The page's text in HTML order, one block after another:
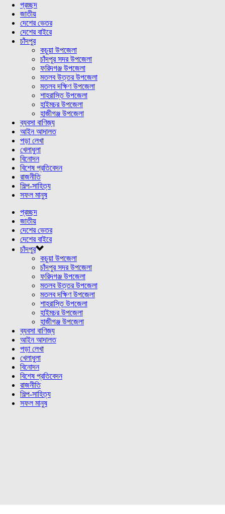
প্রচ্ছদ
জাতীয়
দেশের ভেতর
দেশের বাইরে
চাঁদপুর
কচুয়া উপজেলা
চাঁদপুর সদর উপজেলা
ফরিদগঞ্জ উপজেলা
মতলব উত্তর উপজেলা
মতলব দক্ষিণ উপজেলা
শাহরাস্তি উপজেলা
হাইমচর উপজেলা
হাজীগঞ্জ উপজেলা
ব্যবসা বাণিজ্য
আইন আদালত
পড়া লেখা
খেলাধুলা
বিনোদন
বিশেষ প্রতিবেদন
রাজনীতি
শিল্প-সাহিত্য
সফল মানুষ
প্রচ্ছদ
জাতীয়
দেশের ভেতর
দেশের বাইরে
চাঁদপুর
কচুয়া উপজেলা
চাঁদপুর সদর উপজেলা
ফরিদগঞ্জ উপজেলা
মতলব উত্তর উপজেলা
মতলব দক্ষিণ উপজেলা
শাহরাস্তি উপজেলা
হাইমচর উপজেলা
হাজীগঞ্জ উপজেলা
ব্যবসা বাণিজ্য
আইন আদালত
পড়া লেখা
খেলাধুলা
বিনোদন
বিশেষ প্রতিবেদন
রাজনীতি
শিল্প-সাহিত্য
সফল মানুষ